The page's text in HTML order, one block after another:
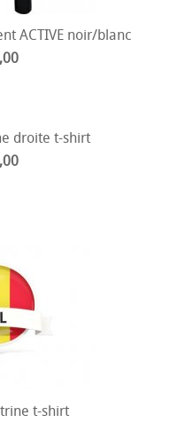
ACTIVE noir/blanc
droite t-shirt
t-shirt